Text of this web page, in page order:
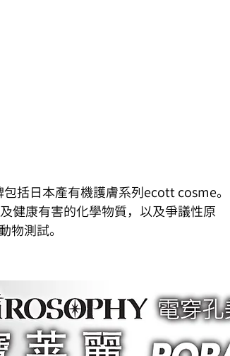
括日本產有機護膚系列ecott cosme。
健康有害的化學物質，以及爭議性原
物測試。